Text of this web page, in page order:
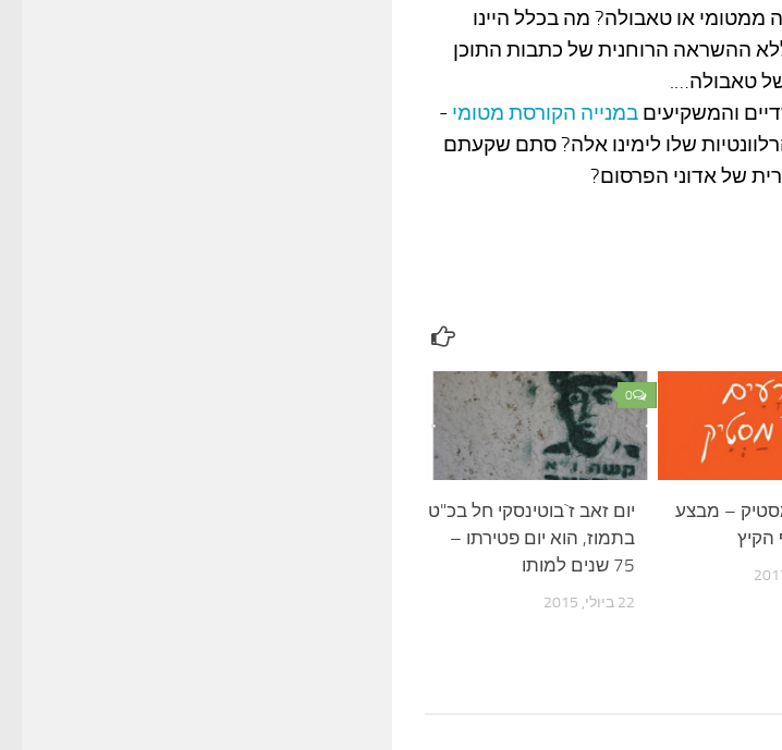
או טאבולה? מה בכלל היינו
ההשראה הרוחנית של כתבות התוכן
טאבולה….
והמשקיעים במנייה הקורסת מטומי -
שלו לימינו אלה? סתם שקעתם
של אדוני הפרסום?
0
יום זאב ז`בוטינסקי חל בכ"ט
בתמוז, הוא יום פטירתו –
75 שנים למותו
22 ביולי, 2015
– מבצע